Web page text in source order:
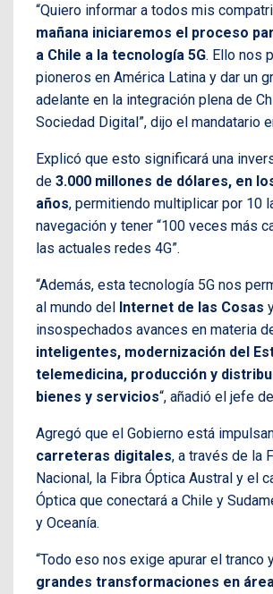
“Quiero informar a todos mis
mañana iniciaremos el proceso
a Chile a la tecnología 5G. Ello nos
pioneros en América Latina y dar un
adelante en la integración plena de
Sociedad Digital”, dijo el mandatario
Explicó que esto significará una
de 3.000 millones de dólares, en
años, permitiendo multiplicar por 10
navegación y tener “100 veces más
las actuales redes 4G”.
“Además, esta tecnología 5G nos
al mundo del Internet de las Cosas
insospechados avances en materia
inteligentes, modernización del
telemedicina, producción y
bienes y servicios“, añadió el jefe
Agregó que el Gobierno está
carreteras digitales, a través de la
Nacional, la Fibra Óptica Austral y el
Óptica que conectará a Chile y
y Oceanía.
“Todo eso nos exige apurar el tranco
grandes transformaciones en